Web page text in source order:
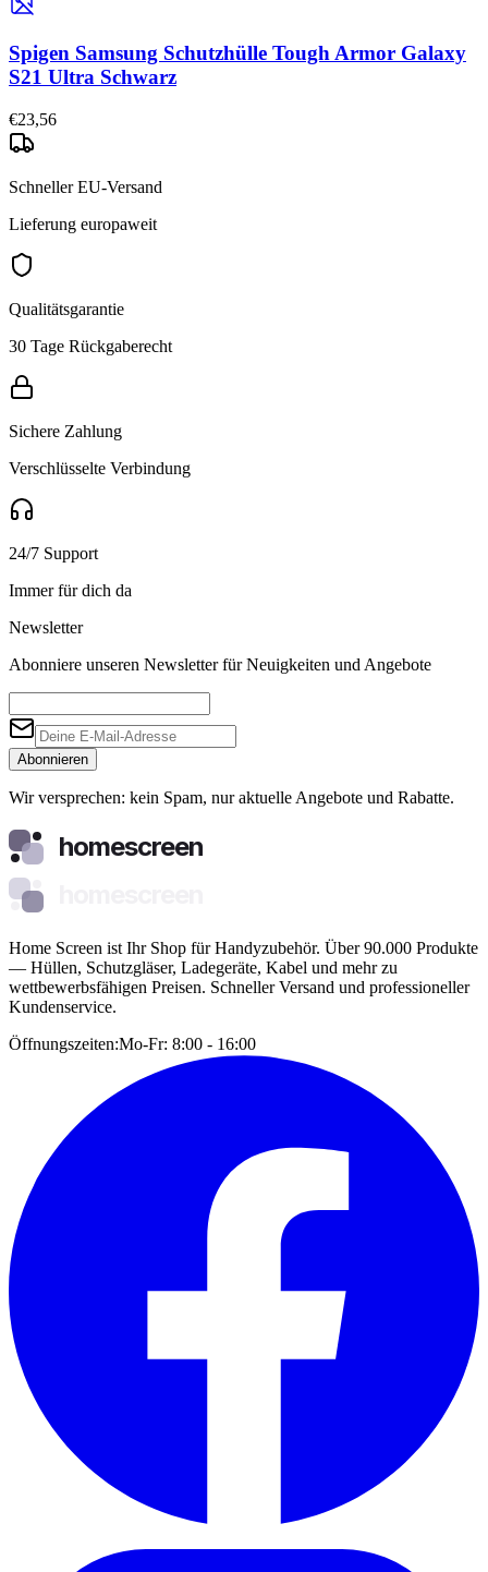
Spigen Samsung Schutzhülle Tough Armor Galaxy
S21 Ultra Schwarz
€23,56
Schneller EU-Versand
Lieferung europaweit
Qualitätsgarantie
30 Tage Rückgaberecht
Sichere Zahlung
Verschlüsselte Verbindung
24/7 Support
Immer für dich da
Newsletter
Abonniere unseren Newsletter für Neuigkeiten und Angebote
Abonnieren
Wir versprechen: kein Spam, nur aktuelle Angebote und Rabatte.
homescreen
Home Screen ist Ihr Shop für Handyzubehör. Über 90.000 Produkte
— Hüllen, Schutzgläser, Ladegeräte, Kabel und mehr zu
wettbewerbsfähigen Preisen. Schneller Versand und professioneller
Kundenservice.
Öffnungszeiten:Mo-Fr: 8:00 - 16:00